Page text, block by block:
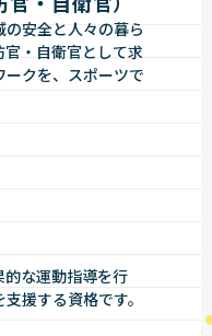
安全と人々の暮ら
官・自衛官として求
クを、スポーツで
な運動指導を行
援する資格です。